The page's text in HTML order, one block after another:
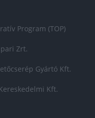
Program (TOP)
Zrt.
Gyártó Kft.
Kft.